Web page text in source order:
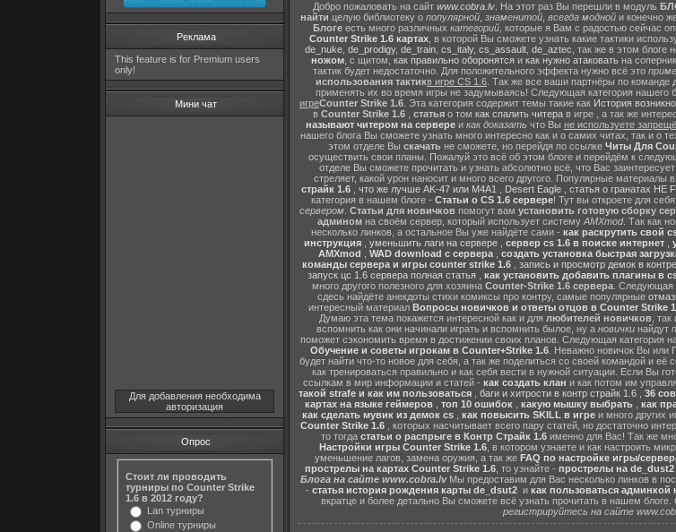
Реклама
This feature is for Premium users
only!
Мини чат
Для добавления необходима
авторизация
Опрос
Стоит ли проводить
турниры по Counter Strike
1.6 в 2012 году?
Lan турниры
Online турниры
Добро пожаловать на сайт www.cobra.lv . На этот раз Вы перешли в модуль
найти целую библиотеку о популярной знаменитой всегда модной и конечно
Блоге есть много различных категорий , которые я Вам с радостью сейчас
Counter Strike 1.6 картах, в которой Вы сможете узнать какие тактики
de_nuke, de_prodigy, de_train, cs_italy, cs_assault, de_aztec , так же в этом блоге
ножом , с щитом, как правильно оборонятся и как нужно атаковать на
тактик будет недостаточно. Для положительного эффекта нужно всё это
использования тактикв игре CS 1.6 . Так же все ваши партнёры по команде
применять их во время игры не задумываясь! Следующая категория нашего
игреCounter Strike 1.6 . Эта категория содержит темы такие как История
в Counter Strike 1.6 статья о том как спалить читера в игре , а так же
называют читером на сервереи как доказать что Вы не используете
нашего блога Вы сможете узнать много интересно как и о самих читах, так и о
этом отделе Вы скачатьне сможете, но перейдя по ссылке Читы Для
осуществить свои планы. Пожалуй это всё об этом блоге и перейдём к
отделе Вы сможете прочитать и узнать абсолютно всё, что Вас
стреляет, какой урон наносит и много всего другого. Популярные материалы
страйк 1.6
что же лучше AK-47 или M4A1 Desert Eagle статья о гранатах HE
категория в нашем блоге - Статьи о CS 1.6 сервере! Тут вы откроете для
сервером Статьи для новичков помогут вам установить готовую сборку
админомна своём сервер, который использует систему AMXmod. Так как
несколько линков, а остальное Вы уже найдёте сами - как раскрутить свой
инструкция
уменьшить лаги на сервере сервер cs 1.6 в поиске интернет
AMXmod
WAD download с сервера, создать установка быстрая
команды сервера и игры counter strike 1.6
запись и просмотр демок в
запуск цс 1.6 сервера полная статья, как установить добавить плагины в
много другого полезного для хозяина Counter-Strike 1.6 сервера .
сдесь найдёте анекдоты стихи комиксы про контру, самые популярные
интересный материал Вопросы новичков и ответы отцов в Counter Strike
Думаю эта тема покажется интересной как и для любителей новичков ,
вспомнить как они начинали играть и вспомнить былое, ну а новички найдут
поможет сэкономить время в достижении своих планов. Следующая категория
Обучение и советы игрокам в Counter+Strike 1.6. Неважно новичок Вы или
будет найти что-то новое для себя, а так же поделиться со своей командой и её
как тренироваться правильно и как себя вести в нужной ситуации. Если Вы
ссылкам в мир информации и статей - как создать клан и как потом им
такой strafe и как им пользоваться
баги и хитрости в контр страйк 1.6 36
картах на языке геймеров, топ 10 ошибок, какую мышку выбрать, как
как сделать мувик из демок cs, как повысить SKILL в игреи много других
Counter Strike 1.6, которых насчитывает всего пару статей, но достаточно
то тогда статьи о распрыге в Контр Страйк 1.6именно для Вас! Так же
Настройки игры Counter Strike 1.6, в котором узнаете и как настроить
уменьшение лагов, замена оружия, а так же FAQ по настройке игры/
прострелы на картах Counter Strike 1.6, то узнайте - прострелы на de_dust2,
Блога на сайте www.cobra.lvМы предоставим для Вас несколько линков в
- статья история рождения карты de_dsut2и как пользоваться админкой
вкратце и более детально Вы сможете всё узнать прочитать в нашем
регистрируйтесь на сайте